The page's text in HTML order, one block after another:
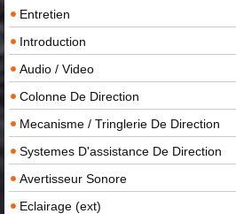
Entretien
Introduction
Audio / Video
Colonne De Direction
Mecanisme / Tringlerie De Direction
Systemes D'assistance De Direction
Avertisseur Sonore
Eclairage (ext)